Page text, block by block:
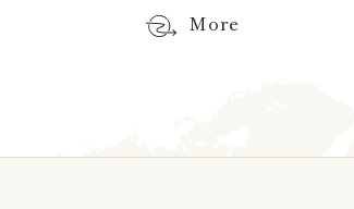
More